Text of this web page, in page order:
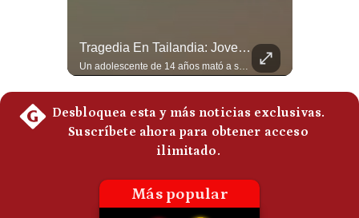
De
Cookies
Preguntas
Tragedia En Tailandia: Joven De 14 Años Ataca A Su Familia Y Colegio | Gestión Mundo
Un adolescente de 14 años mató a sus abuelos y luego atacó su colegio de secundaria en Tailandia, dejando cinco fallecidos adicionales y más de 30 heridos antes de quitarse la vida. Según las autoridades y el primer ministro Anutin Charnvirakul, el hecho habría sido motivado por estrés académico extremo. El suceso reabre el debate sobre la alta posesión de armas de fuego en el país asiático. #Tailandia #Noticias #UltimaHora #NoticiasInternacionales #Shorts 👉 Suscríbete y activa la campana para no perderte nuestro análisis diario. 🌎 Síguenos en nuestras redes sociales: 📌 Web oficial: https://gestion.pe/mundo/ 📌 LinkedIn: http://bit.ly/3HYIET0 📌 X (Twitter): http://bit.ly/4noZtX9 📌 TikTok: http://bit.ly/4evB6TO